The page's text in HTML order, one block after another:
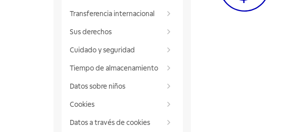
Transferencia internacional
Sus derechos
Cuidado y seguridad
Tiempo de almacenamiento
Datos sobre niños
Cookies
Datos a través de cookies